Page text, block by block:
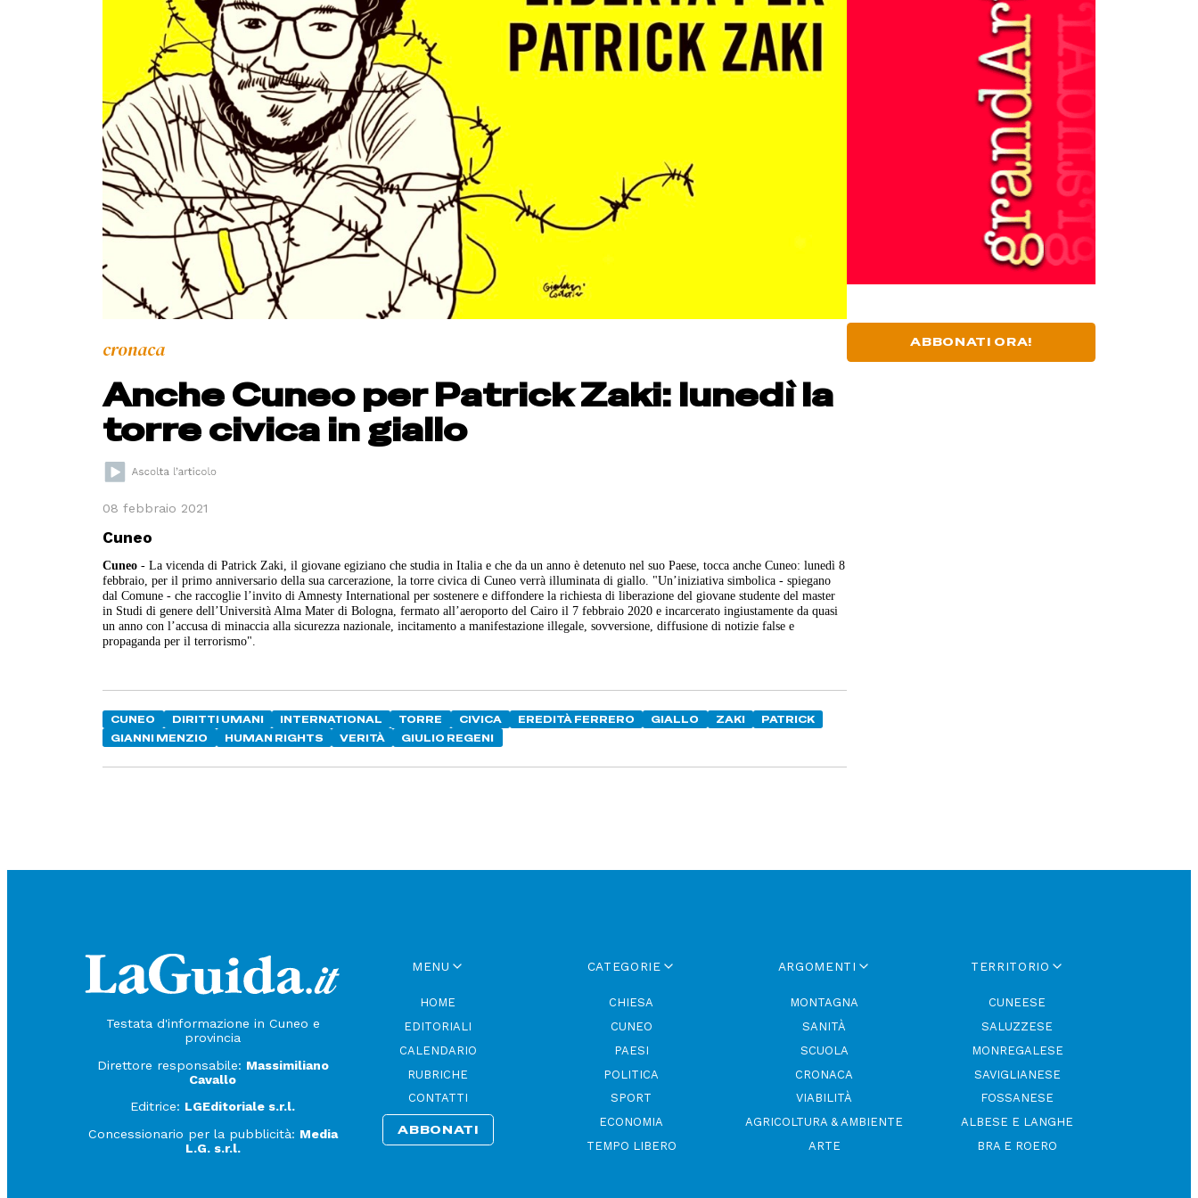
cronaca
Anche Cuneo per Patrick Zaki: lunedì la
torre civica in giallo
08 febbraio 2021
Cuneo
Cuneo - La vicenda di Patrick Zaki, il giovane egiziano che studia in Italia e che da un anno è detenuto nel suo Paese, tocca anche Cuneo: lunedì 8
febbraio, per il primo anniversario della sua carcerazione, la torre civica di Cuneo verrà illuminata di giallo. "Un’iniziativa simbolica - spiegano
dal Comune - che raccoglie l’invito di Amnesty International per sostenere e diffondere la richiesta di liberazione del giovane studente del master
in Studi di genere dell’Università Alma Mater di Bologna, fermato all’aeroporto del Cairo il 7 febbraio 2020 e incarcerato ingiustamente da quasi
un anno con l’accusa di minaccia alla sicurezza nazionale, incitamento a manifestazione illegale, sovversione, diffusione di notizie false e
propaganda per il terrorismo".
CUNEO DIRITTI UMANI INTERNATIONAL TORRE CIVICA EREDITÀ FERRERO GIALLO ZAKI
PATRICK
GIANNI MENZIO
HUMAN RIGHTS VERITÀ GIULIO REGENI
ABBONATI ORA!
Testata d'informazione in Cuneo e
provincia
Direttore responsabile: Massimiliano
Cavallo
Editrice: LGEditoriale s.r.l.
Concessionario per la pubblicità: Media
L.G. s.r.l.
MENU
HOME
EDITORIALI
CALENDARIO
RUBRICHE
CONTATTI
ABBONATI
CATEGORIE
CHIESA
CUNEO
PAESI
POLITICA
SPORT
ECONOMIA
TEMPO LIBERO
ARGOMENTI
MONTAGNA
SANITÀ
SCUOLA
CRONACA
VIABILITÀ
AGRICOLTURA & AMBIENTE
ARTE
TERRITORIO
CUNEESE
SALUZZESE
MONREGALESE
SAVIGLIANESE
FOSSANESE
ALBESE E LANGHE
BRA E ROERO